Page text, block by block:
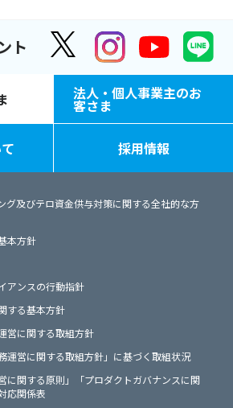
ト
法人・個人事業主のお
客さま
採用情報
グ及びテロ資金供与対策に関する全社的な方
本方針
アンスの行動指針
する基本方針
営に関する取組方針
運営に関する取組方針」に基づく取組状況
に関する原則」「プロダクトガバナンスに関
応関係表